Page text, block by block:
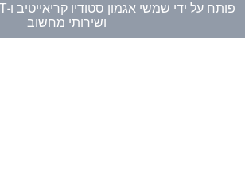
פותח על ידי שמשי אגמון סטודיו קריאייטיב ו-
ושירותי מחשוב